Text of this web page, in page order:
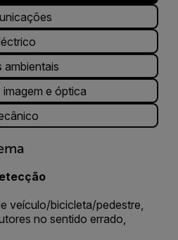
ambientais
e óptica
veículo/bicicleta/pedestre,
no sentido errado,